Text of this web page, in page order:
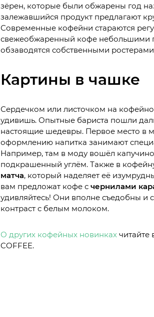
зёрен, которые были обжарены год
залежавшийся продукт предлагают
Современные кофейни стараются
свежеобжаренный кофе небольшими
обзаводятся собственными
Картины в чашке
Сердечком или листочком на
удивишь. Опытные бариста пошли
настоящие шедевры. Первое место в
оформлению напитка занимают
Например, там в моду вошёл
подкрашенный углём. Также в
матча, который наделяет её
вам предложат кофе с чернилами
удивляйтесь! Они вполне съедобны и
контраст с белым молоком.
О других кофейных новинках читайте
COFFEE.